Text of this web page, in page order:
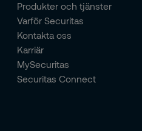
Produkter och tjänster
Varför Securitas
Kontakta oss
Karriär
MySecuritas
Securitas Connect